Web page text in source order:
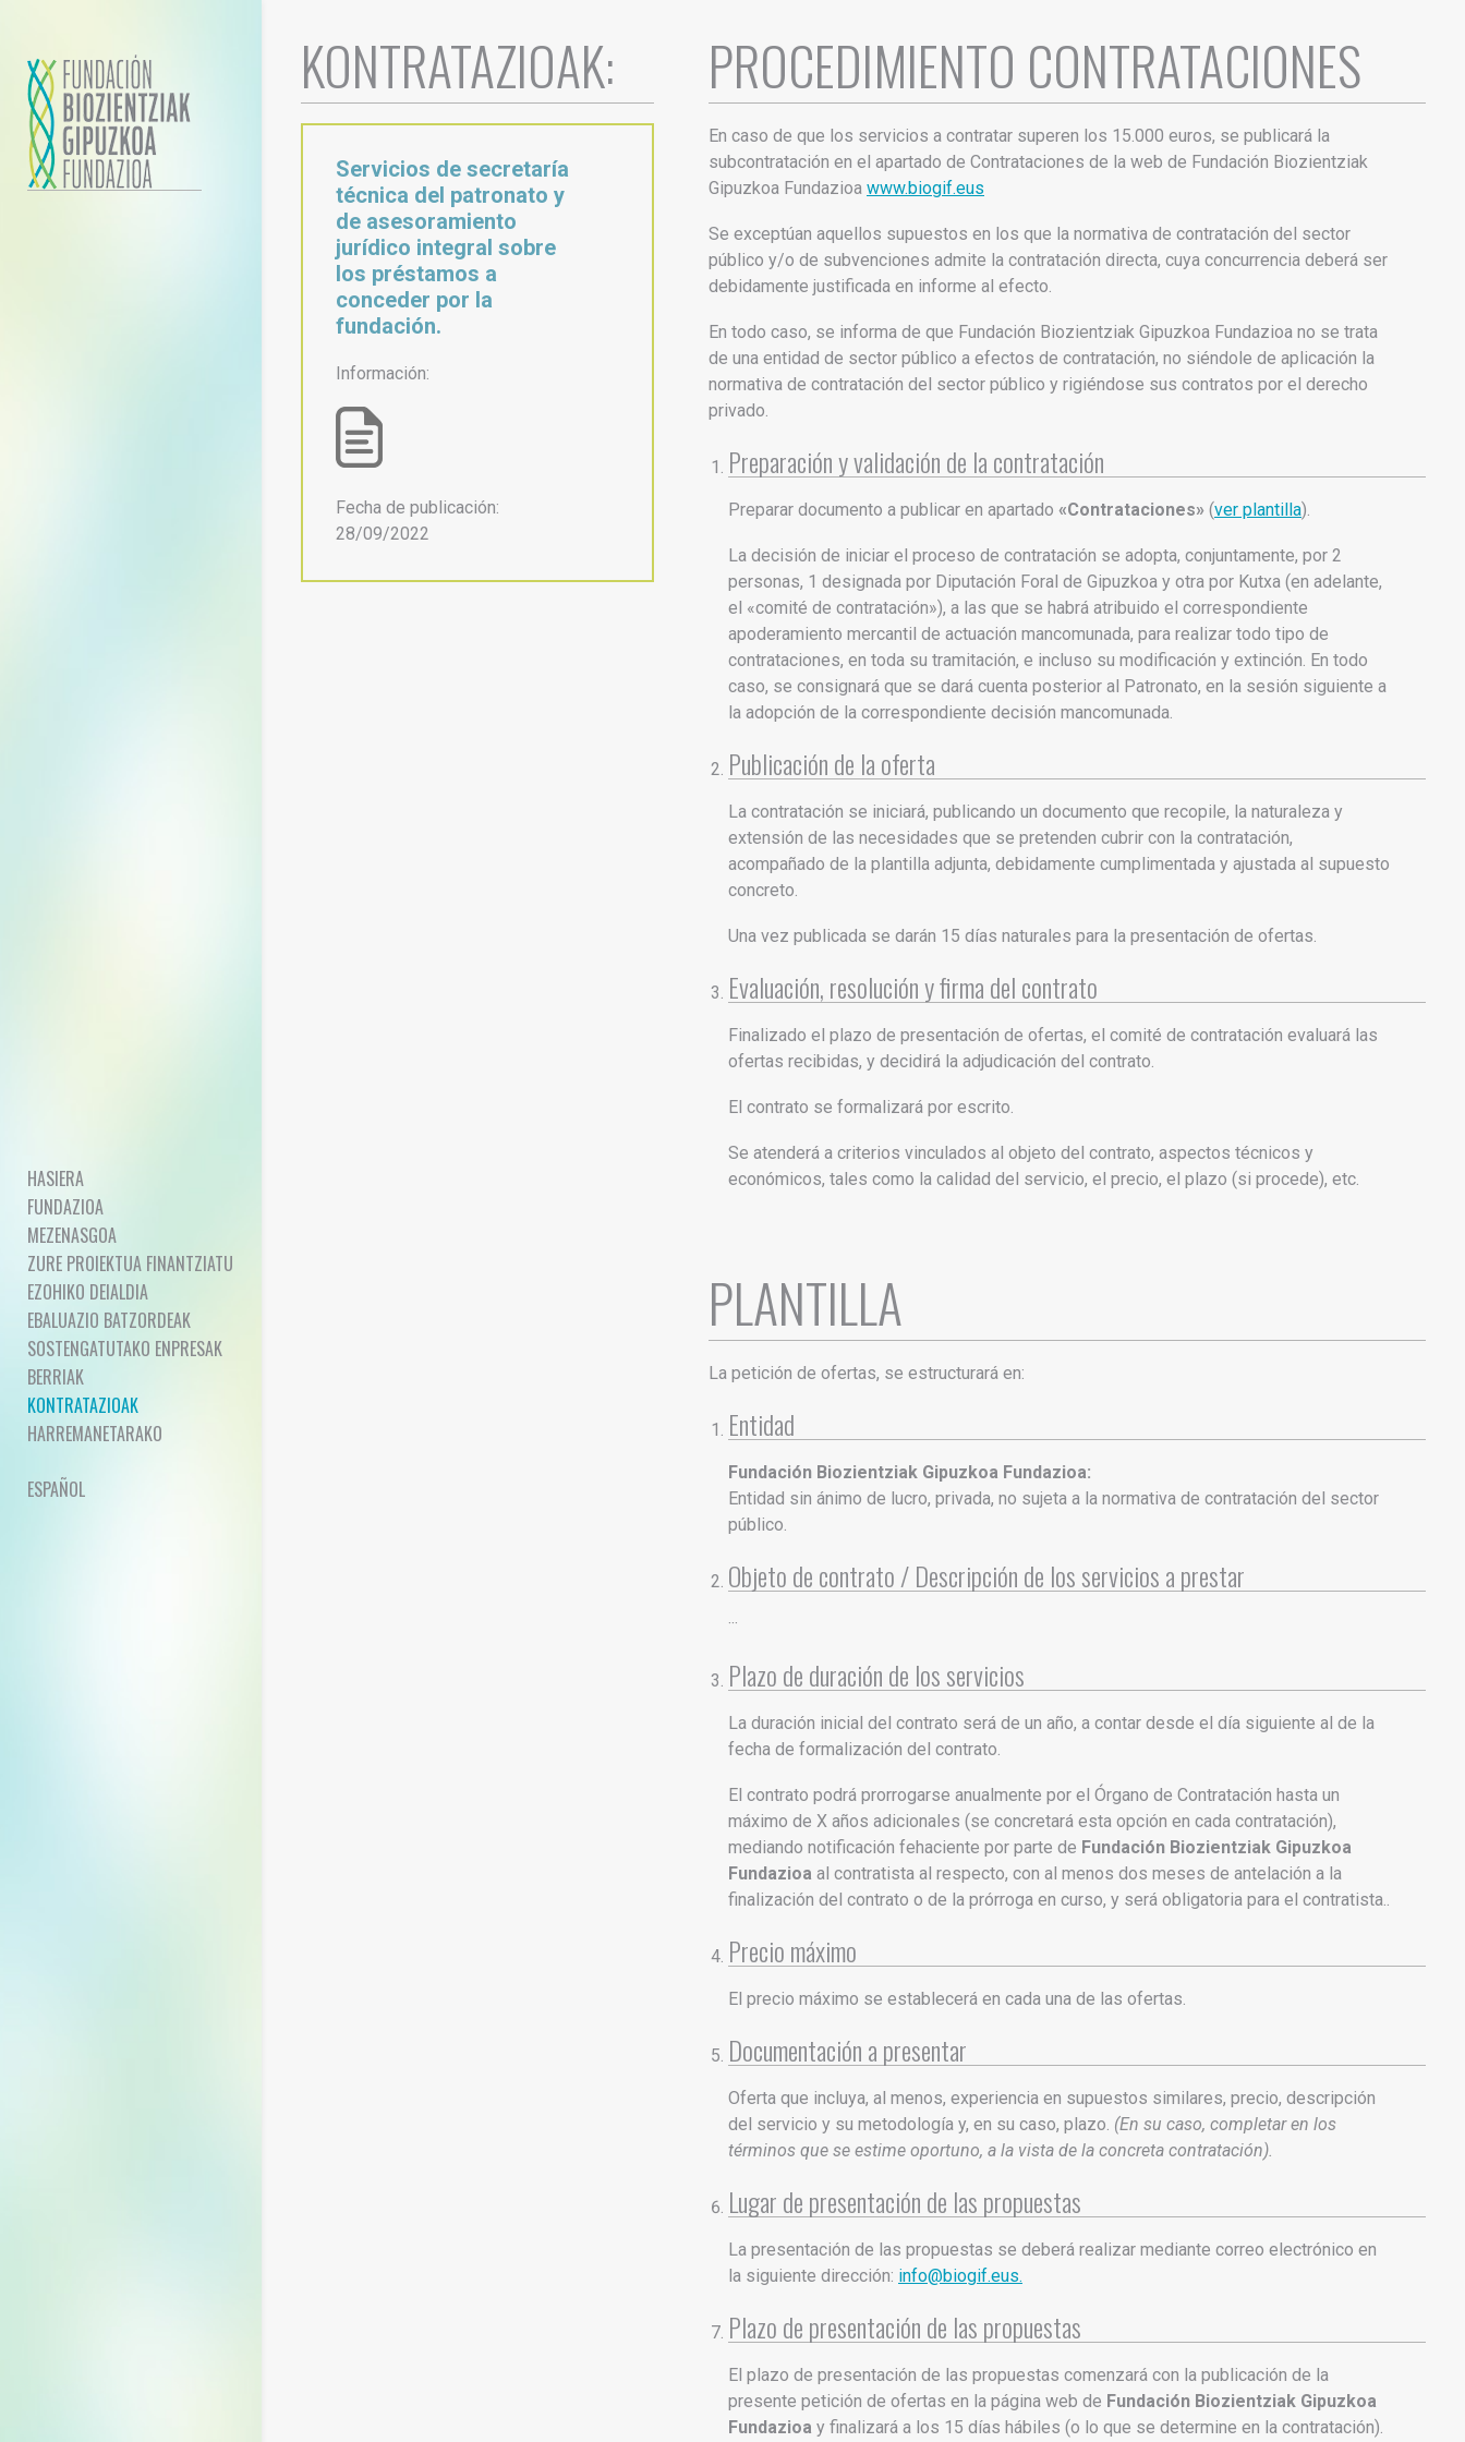
HASIERA
FUNDAZIOA
MEZENASGOA
ZURE PROIEKTUA FINANTZIATU
EZOHIKO DEIALDIA
EBALUAZIO BATZORDEAK
SOSTENGATUTAKO ENPRESAK
BERRIAK
KONTRATAZIOAK
HARREMANETARAKO
ESPAÑOL
KONTRATAZIOAK:
Servicios de secretaría
técnica del patronato y
de asesoramiento
jurídico integral sobre
los préstamos a
conceder por la
fundación.
Información:
Fecha de publicación:
28/09/2022
PROCEDIMIENTO CONTRATACIONES
En caso de que los servicios a contratar superen los 15.000 euros, se publicará la
subcontratación en el apartado de Contrataciones de la web de Fundación Biozientziak
Gipuzkoa Fundazioa www.biogif.eus
Se exceptúan aquellos supuestos en los que la normativa de contratación del sector
público y/o de subvenciones admite la contratación directa, cuya concurrencia deberá ser
debidamente justificada en informe al efecto.
En todo caso, se informa de que Fundación Biozientziak Gipuzkoa Fundazioa no se trata
de una entidad de sector público a efectos de contratación, no siéndole de aplicación la
normativa de contratación del sector público y rigiéndose sus contratos por el derecho
privado.
Preparación y validación de la contratación
Preparar documento a publicar en apartado «Contrataciones» (ver plantilla).
La decisión de iniciar el proceso de contratación se adopta, conjuntamente, por 2
personas, 1 designada por Diputación Foral de Gipuzkoa y otra por Kutxa (en adelante,
el «comité de contratación»), a las que se habrá atribuido el correspondiente
apoderamiento mercantil de actuación mancomunada, para realizar todo tipo de
contrataciones, en toda su tramitación, e incluso su modificación y extinción. En todo
caso, se consignará que se dará cuenta posterior al Patronato, en la sesión siguiente a
la adopción de la correspondiente decisión mancomunada.
Publicación de la oferta
La contratación se iniciará, publicando un documento que recopile, la naturaleza y
extensión de las necesidades que se pretenden cubrir con la contratación,
acompañado de la plantilla adjunta, debidamente cumplimentada y ajustada al supuesto
concreto.
Una vez publicada se darán 15 días naturales para la presentación de ofertas.
Evaluación, resolución y firma del contrato
Finalizado el plazo de presentación de ofertas, el comité de contratación evaluará las
ofertas recibidas, y decidirá la adjudicación del contrato.
El contrato se formalizará por escrito.
Se atenderá a criterios vinculados al objeto del contrato, aspectos técnicos y
económicos, tales como la calidad del servicio, el precio, el plazo (si procede), etc.
PLANTILLA
La petición de ofertas, se estructurará en:
Entidad
Fundación Biozientziak Gipuzkoa Fundazioa:
Entidad sin ánimo de lucro, privada, no sujeta a la normativa de contratación del sector
público.
Objeto de contrato / Descripción de los servicios a prestar
···
Plazo de duración de los servicios
La duración inicial del contrato será de un año, a contar desde el día siguiente al de la
fecha de formalización del contrato.
El contrato podrá prorrogarse anualmente por el Órgano de Contratación hasta un
máximo de X años adicionales (se concretará esta opción en cada contratación),
mediando notificación fehaciente por parte de Fundación Biozientziak Gipuzkoa
Fundazioa al contratista al respecto, con al menos dos meses de antelación a la
finalización del contrato o de la prórroga en curso, y será obligatoria para el contratista..
Precio máximo
El precio máximo se establecerá en cada una de las ofertas.
Documentación a presentar
Oferta que incluya, al menos, experiencia en supuestos similares, precio, descripción
del servicio y su metodología y, en su caso, plazo. (En su caso, completar en los
términos que se estime oportuno, a la vista de la concreta contratación).
Lugar de presentación de las propuestas
La presentación de las propuestas se deberá realizar mediante correo electrónico en
la siguiente dirección: info@biogif.eus.
Plazo de presentación de las propuestas
El plazo de presentación de las propuestas comenzará con la publicación de la
presente petición de ofertas en la página web de Fundación Biozientziak Gipuzkoa
Fundazioa y finalizará a los 15 días hábiles (o lo que se determine en la contratación).